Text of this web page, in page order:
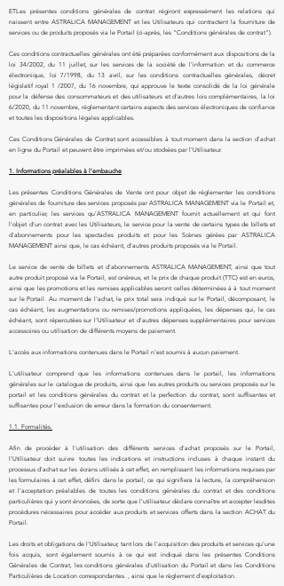
ETLes présentes conditions générales de contrat régiront expressément les relations qui
naissent entre ASTRALICA MANAGEMENT et les Utilisateurs qui contractent la fourniture de
services ou de produits proposés via le Portail (ci-après, les "Conditions générales de contrat").
Ces conditions contractuelles générales ont été préparées conformément aux dispositions de la
loi 34/2002, du 11 juillet, sur les services de la société de l'information et du commerce
électronique, loi 7/1998, du 13 avril, sur les conditions contractuelles générales, décret
législatif royal 1 /2007, du 16 novembre, qui approuve le texte consolidé de la loi générale
pour la défense des consommateurs et des utilisateurs et d'autres lois complémentaires, la loi
6/2020, du 11 novembre, réglementant certains aspects des services électroniques de confiance
et toutes les dispositions légales applicables.
Ces Conditions Générales de Contrat sont accessibles à tout moment dans la section d'achat
en ligne du Portail et peuvent être imprimées et/ou stockées par l'Utilisateur.
1. Informations préalables à l'embauche
Les présentes Conditions Générales de Vente ont pour objet de réglementer les conditions
générales de fourniture des services proposés par ASTRALICA MANAGEMENT via le Portail et,
en particulier, les services qu'ASTRALICA MANAGEMENT fournit actuellement et qui font
l'objet d'un contrat avec les Utilisateurs, le service pour la vente de certains types de billets et
d'abonnements pour les spectacles produits et pour les Scènes gérées par ASTRALICA
MANAGEMENT ainsi que, le cas échéant, d'autres produits proposés via le Portail.
Le service de vente de billets et d'abonnements ASTRALICA MANAGEMENT, ainsi que tout
autre produit proposé via le Portail, est onéreux, et le prix de chaque produit (TTC) est en euros,
ainsi que les promotions et les remises applicables seront celles déterminées à à tout moment
sur le Portail. Au moment de l'achat, le prix total sera indiqué sur le Portail, décomposant, le
cas échéant, les augmentations ou remises/promotions appliquées, les dépenses qui, le cas
échéant, sont répercutées sur l'Utilisateur et d'autres dépenses supplémentaires pour services
accessoires ou utilisation de différents moyens de paiement.
L'accès aux informations contenues dans le Portail n'est soumis à aucun paiement.
L'utilisateur comprend que les informations contenues dans le portail, les informations
générales sur le catalogue de produits, ainsi que les autres produits ou services proposés sur le
portail et les conditions générales du contrat et la perfection du contrat, sont suffisantes et
suffisantes pour l'exclusion de erreur dans la formation du consentement.
1.1. Formalités.
Afin de procéder à l'utilisation des différents services d'achat proposés sur le Portail,
l'Utilisateur doit suivre toutes les indications et instructions incluses à chaque instant du
processus d'achat sur les écrans utilisés à cet effet, en remplissant les informations requises par
les formulaires à cet effet, défini dans le portail, ce qui signifiera la lecture, la compréhension
et l'acceptation préalables de toutes les conditions générales du contrat et des conditions
particulières qui y sont énoncées, de sorte que l'utilisateur déclare connaître et accepter lesdites
procédures nécessaires pour accéder aux produits et services offerts dans la section ACHAT du
Portail.
Les droits et obligations de l'Utilisateur, tant lors de l'acquisition des produits et services qu'une
fois acquis, sont également soumis à ce qui est indiqué dans les présentes Conditions
Générales de Contrat, les conditions générales d'utilisation du Portail et dans les Conditions
Particulières de Location correspondantes. , ainsi que le règlement d'exploitation.